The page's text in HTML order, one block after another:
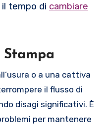
tempo di cambiare
o a una cattiva
il flusso di
disagi significativi. È
per mantenere